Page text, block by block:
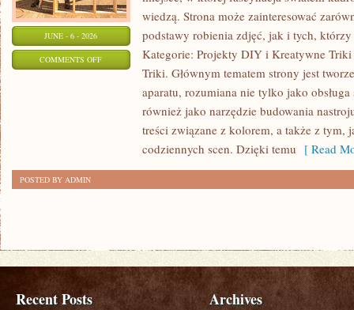
JUNE - 6 - 2026
COMMENTS OFFON
FOTOGRAFIA
wiedzą. Strona może zainteresować
podstawy robienia zdjęć, jak i tych,
Kategorie: Projekty DIY i Kreatywne
Triki. Głównym tematem strony jest
aparatu, rozumiana nie tylko jako
również jako narzędzie budowania
treści związane z kolorem, a także z tym,
codziennych scen. Dzięki temu [ Read
POSTED BY ADMIN
Recent Posts Archives